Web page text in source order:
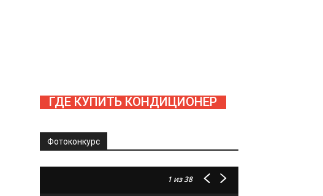
ГДЕ КУПИТЬ КОНДИЦИОНЕР
Фотоконкурс
1 из 38